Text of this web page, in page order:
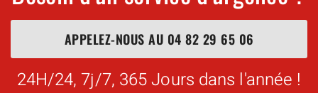
APPELEZ-NOUS AU 04 82 29 65 06
24H/24, 7j/7, 365 Jours dans l'année !